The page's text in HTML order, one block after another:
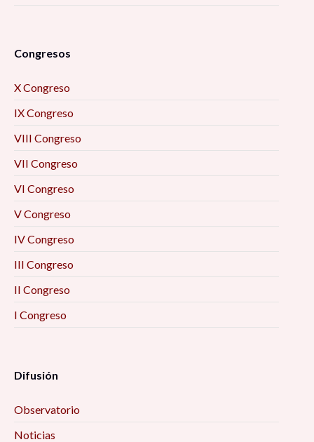
Congresos
X Congreso
IX Congreso
VIII Congreso
VII Congreso
VI Congreso
V Congreso
IV Congreso
III Congreso
II Congreso
I Congreso
Difusión
Observatorio
Noticias